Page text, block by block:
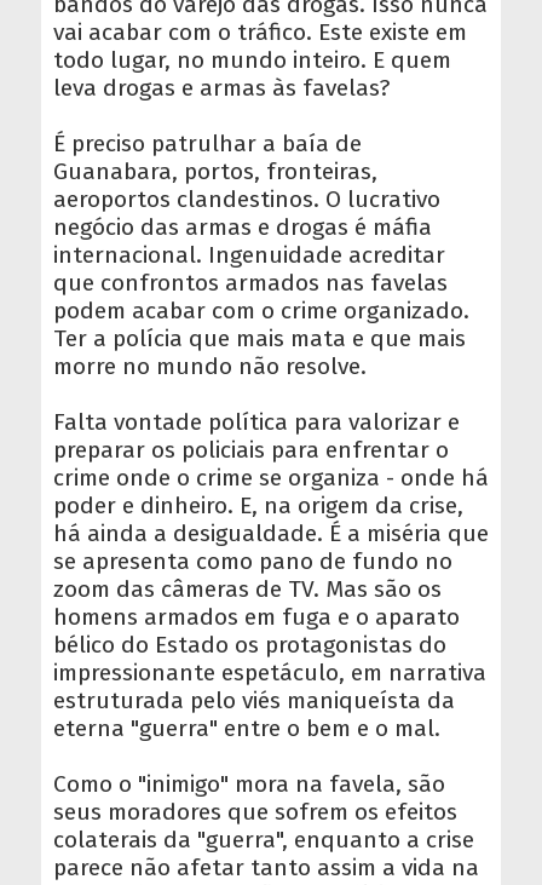
vai acabar com o tráfico. Este existe em
todo lugar, no mundo inteiro. E quem
leva drogas e armas às favelas?
É preciso patrulhar a baía de
Guanabara, portos, fronteiras,
aeroportos clandestinos. O lucrativo
negócio das armas e drogas é máfia
internacional. Ingenuidade acreditar
que confrontos armados nas favelas
podem acabar com o crime organizado.
Ter a polícia que mais mata e que mais
morre no mundo não resolve.
Falta vontade política para valorizar e
preparar os policiais para enfrentar o
crime onde o crime se organiza - onde há
poder e dinheiro. E, na origem da crise,
há ainda a desigualdade. É a miséria que
se apresenta como pano de fundo no
zoom das câmeras de TV. Mas são os
homens armados em fuga e o aparato
bélico do Estado os protagonistas do
impressionante espetáculo, em narrativa
estruturada pelo viés maniqueísta da
eterna "guerra" entre o bem e o mal.
Como o "inimigo" mora na favela, são
seus moradores que sofrem os efeitos
colaterais da "guerra", enquanto a crise
parece não afetar tanto assim a vida na